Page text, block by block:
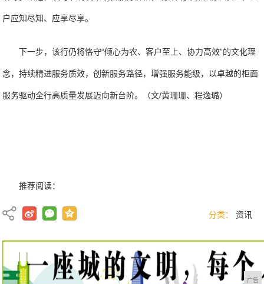
户应知尽知、应享尽享。
下一步，该行仍将恪守“倾心为农、客户至上、协力高效”的文化理
念，持续精进服务质效，创新服务路径，增强服务能级，以卓越的柜面
服务驱动全行高质量发展迈向新台阶。（文/黄珊珊、程逸璐）
推荐阅读：
分类： 资讯
广告